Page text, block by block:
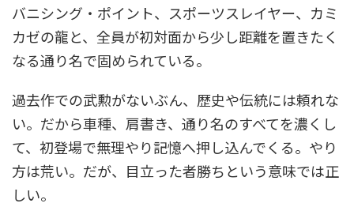
バニシング・ポイント、スポーツスレイヤー、カミ
カゼの龍と、全員が初対面から少し距離を置きたく
なる通り名で固められている。
過去作での武勲がないぶん、歴史や伝統には頼れな
い。だから車種、肩書き、通り名のすべてを濃くし
て、初登場で無理やり記憶へ押し込んでくる。やり
方は荒い。だが、目立った者勝ちという意味では正
しい。